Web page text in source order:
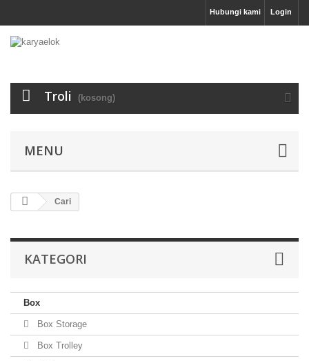
Login
Hubungi kami
Troli (kosong)
MENU
Cari
KATEGORI
Box
Box Storage
Box Trolley